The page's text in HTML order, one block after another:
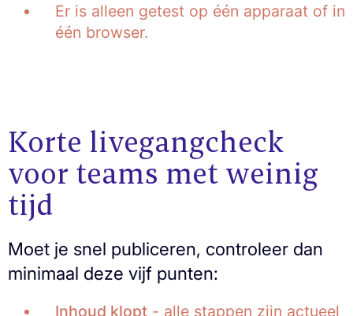
Er is alleen getest op één apparaat of in
één browser.
Korte livegangcheck
voor teams met weinig
tijd
Moet je snel publiceren, controleer dan
minimaal deze vijf punten:
Inhoud klopt - alle stappen zijn actueel